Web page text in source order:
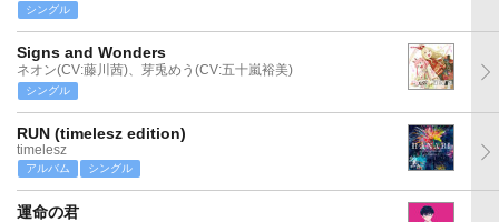
シングル
Signs and Wonders
ネオン(CV:藤川茜)、芽兎めう(CV:五十嵐裕美)
シングル
RUN (timelesz edition)
timelesz
アルバム シングル
運命の君